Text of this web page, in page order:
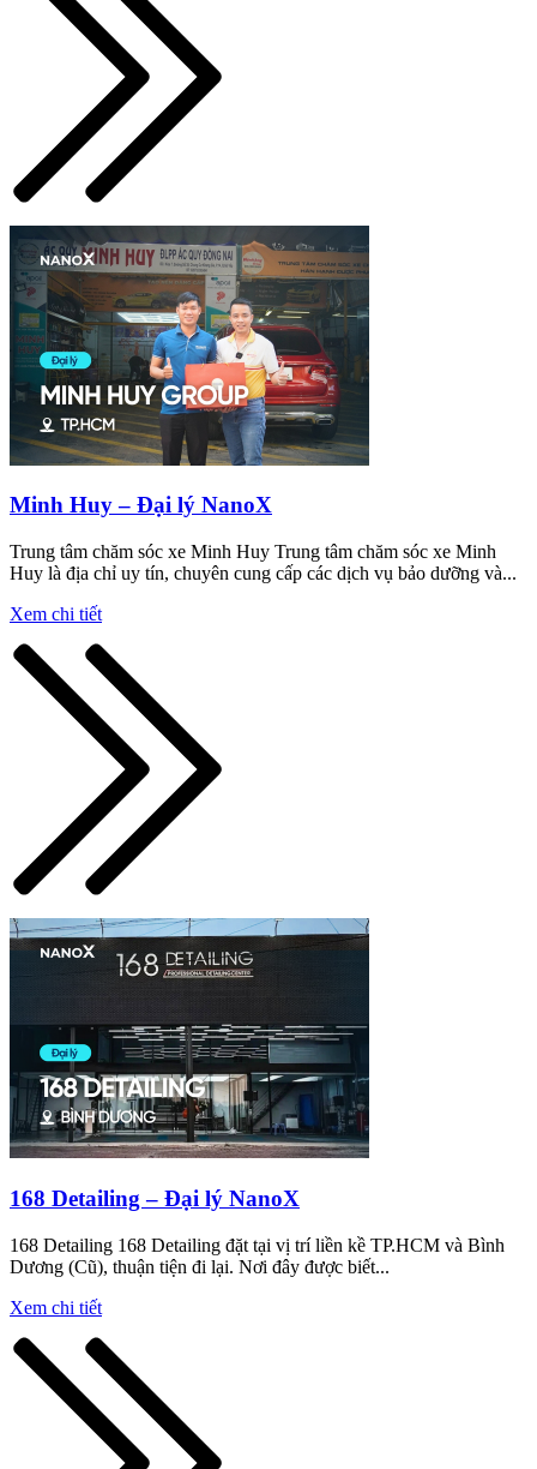
Minh Huy – Đại lý NanoX
Trung tâm chăm sóc xe Minh Huy Trung tâm chăm sóc xe Minh
Huy là địa chỉ uy tín, chuyên cung cấp các dịch vụ bảo dưỡng và...
Xem chi tiết
168 Detailing – Đại lý NanoX
168 Detailing 168 Detailing đặt tại vị trí liền kề TP.HCM và Bình
Dương (Cũ), thuận tiện đi lại. Nơi đây được biết...
Xem chi tiết